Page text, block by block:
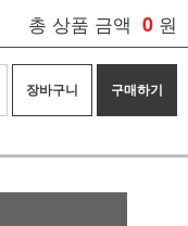
총 상품 금액 0 원
장바구니 구매하기